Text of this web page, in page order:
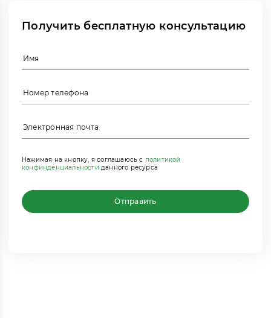
Получить бесплатную консультацию
Нажимая на кнопку, я соглашаюсь с политикой
конфинденциальности данного ресурса
Отправить